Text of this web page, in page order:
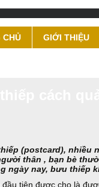
CHỦ GIỚI THIỆU
(postcard), nhiều
thân , bạn bè
ngày nay, bưu thiếp
tiên được cho là